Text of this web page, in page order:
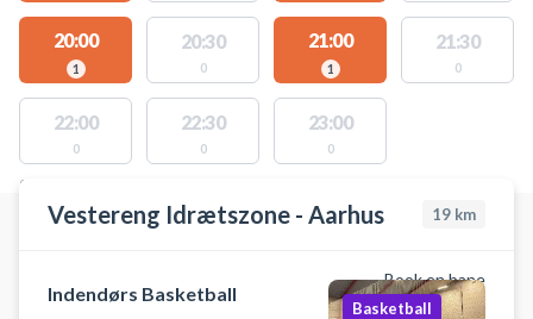
20:00
1
20:30
0
21:00
1
21:30
0
22:00
0
22:30
0
23:00
0
STEDER MED LEDIGE AKTIVITETER
Vestereng Idrætszone - Aarhus 19 km
Book en bane
Indendørs Basketball
Basketball